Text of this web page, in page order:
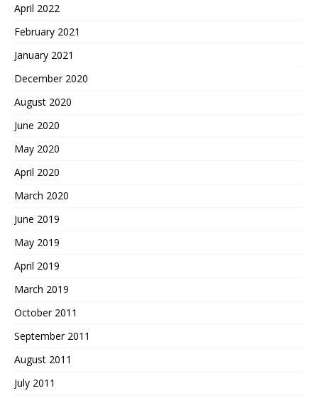
April 2022
February 2021
January 2021
December 2020
August 2020
June 2020
May 2020
April 2020
March 2020
June 2019
May 2019
April 2019
March 2019
October 2011
September 2011
August 2011
July 2011